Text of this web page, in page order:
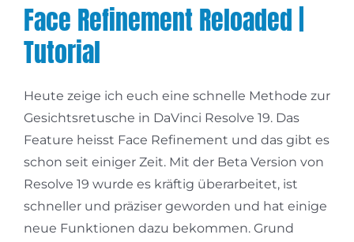
Face Refinement Reloaded |
Tutorial
Heute zeige ich euch eine schnelle Methode zur
Gesichtsretusche in DaVinci Resolve 19. Das
Feature heisst Face Refinement und das gibt es
schon seit einiger Zeit. Mit der Beta Version von
Resolve 19 wurde es kräftig überarbeitet, ist
schneller und präziser geworden und hat einige
neue Funktionen dazu bekommen. Grund